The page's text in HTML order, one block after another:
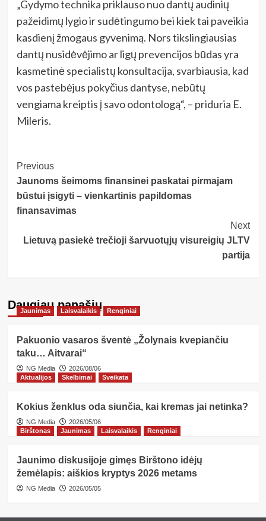
„Gydymo technika priklauso nuo dantų audinių
pažeidimų lygio ir sudėtingumo bei kiek tai paveikia
kasdienį žmogaus gyvenimą. Nors tikslingiausias
dantų nusidėvėjimo ar ligų prevencijos būdas yra
kasmetinė specialistų konsultacija, svarbiausia, kad
vos pastebėjus pokyčius dantyse, nebūtų
vengiama kreiptis į savo odontologą“, – priduria E.
Mileris.
Post
Navigation
Previous
Jaunoms šeimoms finansinei paskatai pirmajam
būstui įsigyti – vienkartinis papildomas
finansavimas
Next
Lietuvą pasiekė trečioji šarvuotųjų visureigių JLTV
partija
Daugiau panašių…
Jaunimas Laisvalaikis Renginiai
Pakuonio vasaros šventė „Žolynais kvepiančiu
taku… Aitvarai“
NG Media
2026/08/06
Aktualijos
Skelbimai Sveikata
Kokius ženklus oda siunčia, kai kremas jai netinka?
NG Media
2026/05/06
Birštonas
Jaunimas Laisvalaikis Renginiai
Jaunimo diskusijoje gimęs Birštono idėjų
žemėlapis: aiškios kryptys 2026 metams
NG Media 2026/05/05